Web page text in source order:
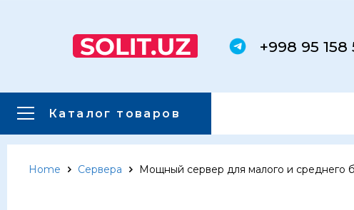
+998 95 158
Каталог товаров
Главная Каталог товаров
Home Сервера Мощный сервер для малого и среднего